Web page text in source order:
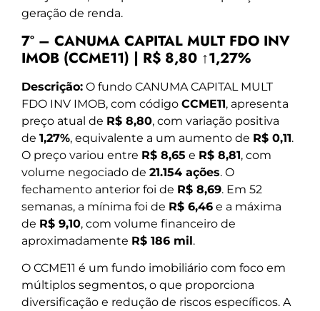
geração de renda.
7º – CANUMA CAPITAL MULT FDO INV
IMOB (CCME11) | R$ 8,80 ↑1,27%
Descrição: O fundo CANUMA CAPITAL MULT
FDO INV IMOB, com código CCME11, apresenta
preço atual de R$ 8,80, com variação positiva
de 1,27%, equivalente a um aumento de R$ 0,11.
O preço variou entre R$ 8,65 e R$ 8,81, com
volume negociado de 21.154 ações. O
fechamento anterior foi de R$ 8,69. Em 52
semanas, a mínima foi de R$ 6,46 e a máxima
de R$ 9,10, com volume financeiro de
aproximadamente R$ 186 mil.
O CCME11 é um fundo imobiliário com foco em
múltiplos segmentos, o que proporciona
diversificação e redução de riscos específicos. A